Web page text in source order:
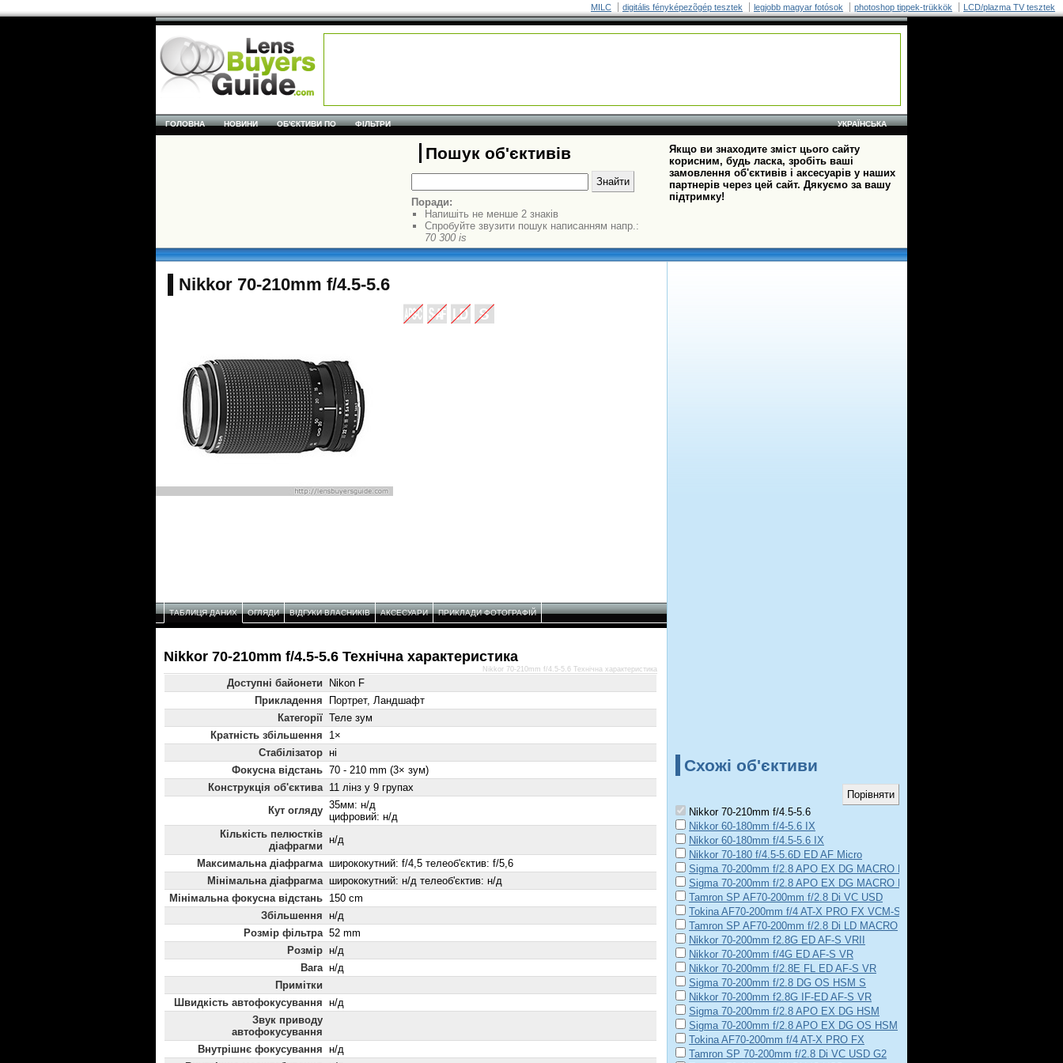
MILC digitális fényképezõgép tesztek legjobb magyar fotósok photoshop tippek-trükkök LCD/plazma TV tesztek
УКРАЇНСЬКА
ГОЛОВНА НОВИНИ ОБ'ЄКТИВИ ПО ФІЛЬТРИ
Пошук об'єктивів
Поради:
Напишіть не менше 2 знаків
Спробуйте звузити пошук написанням напр.:
70 300 is
Якщо ви знаходите зміст цього сайту
корисним, будь ласка, зробіть ваші
замовлення об'єктивів і аксесуарів у наших
партнерів через цей сайт. Дякуємо за вашу
підтримку!
Nikkor 70-210mm f/4.5-5.6
ТАБЛИЦЯ ДАНИХ ОГЛЯДИ ВІДГУКИ ВЛАСНИКІВ АКСЕСУАРИ ПРИКЛАДИ ФОТОГРАФІЙ
Nikkor 70-210mm f/4.5-5.6 Технічнa характеристикa
Доступні байонети
Nikon F
Прикладення
Портрет, Ландшафт
Категорії Теле зум
Кратність збільшення
1×
Стабілізатор ні
Фокусна відстань 70 - 210 mm (3× зум)
Конструкція об'єктива 11 лінз у 9 групах
Кут огляду 35мм: н/д
цифровий: н/д
Кількість пелюстків
діафрагми
н/д
Максимальна діафрагма ширококутний: f/4,5 телеоб'єктив: f/5,6
Мінімальна діафрагма ширококутний: н/д телеоб'єктив: н/д
Мінімальна фокусна відстань 150 cm
Збільшення
н/д
Розмір фільтра 52 mm
Розмір н/д
Вага н/д
Примітки
Швидкість автофокусування н/д
Звук приводу
автофокусування
Внутрішнє фокусування н/д
Nikkor 70-210mm f/4.5-5.6 Технічнa характеристикa
Схожі об'єктиви
Nikkor 70-210mm f/4.5-5.6
Nikkor 60-180mm f/4-5.6 IX
Nikkor 60-180mm f/4.5-5.6 IX
Nikkor 70-180 f/4.5-5.6D ED AF Micro
Sigma 70-200mm f/2.8 APO EX DG MACRO HSM
Sigma 70-200mm f/2.8 APO EX DG MACRO HSM II
Tamron SP AF70-200mm f/2.8 Di VC USD
Tokina AF70-200mm f/4 AT-X PRO FX VCM-S
Tamron SP AF70-200mm f/2.8 Di LD MACRO
Nikkor 70-200mm f2.8G ED AF-S VRII
Nikkor 70-200mm f/4G ED AF-S VR
Nikkor 70-200mm f/2.8E FL ED AF-S VR
Sigma 70-200mm f/2.8 DG OS HSM S
Nikkor 70-200mm f2.8G IF-ED AF-S VR
Sigma 70-200mm f/2.8 APO EX DG HSM
Sigma 70-200mm f/2.8 APO EX DG OS HSM
Tokina AF70-200mm f/4 AT-X PRO FX
Tamron SP 70-200mm f/2.8 Di VC USD G2